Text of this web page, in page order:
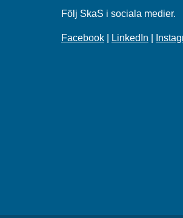
Följ SkaS i sociala medier.
Facebook LinkedIn